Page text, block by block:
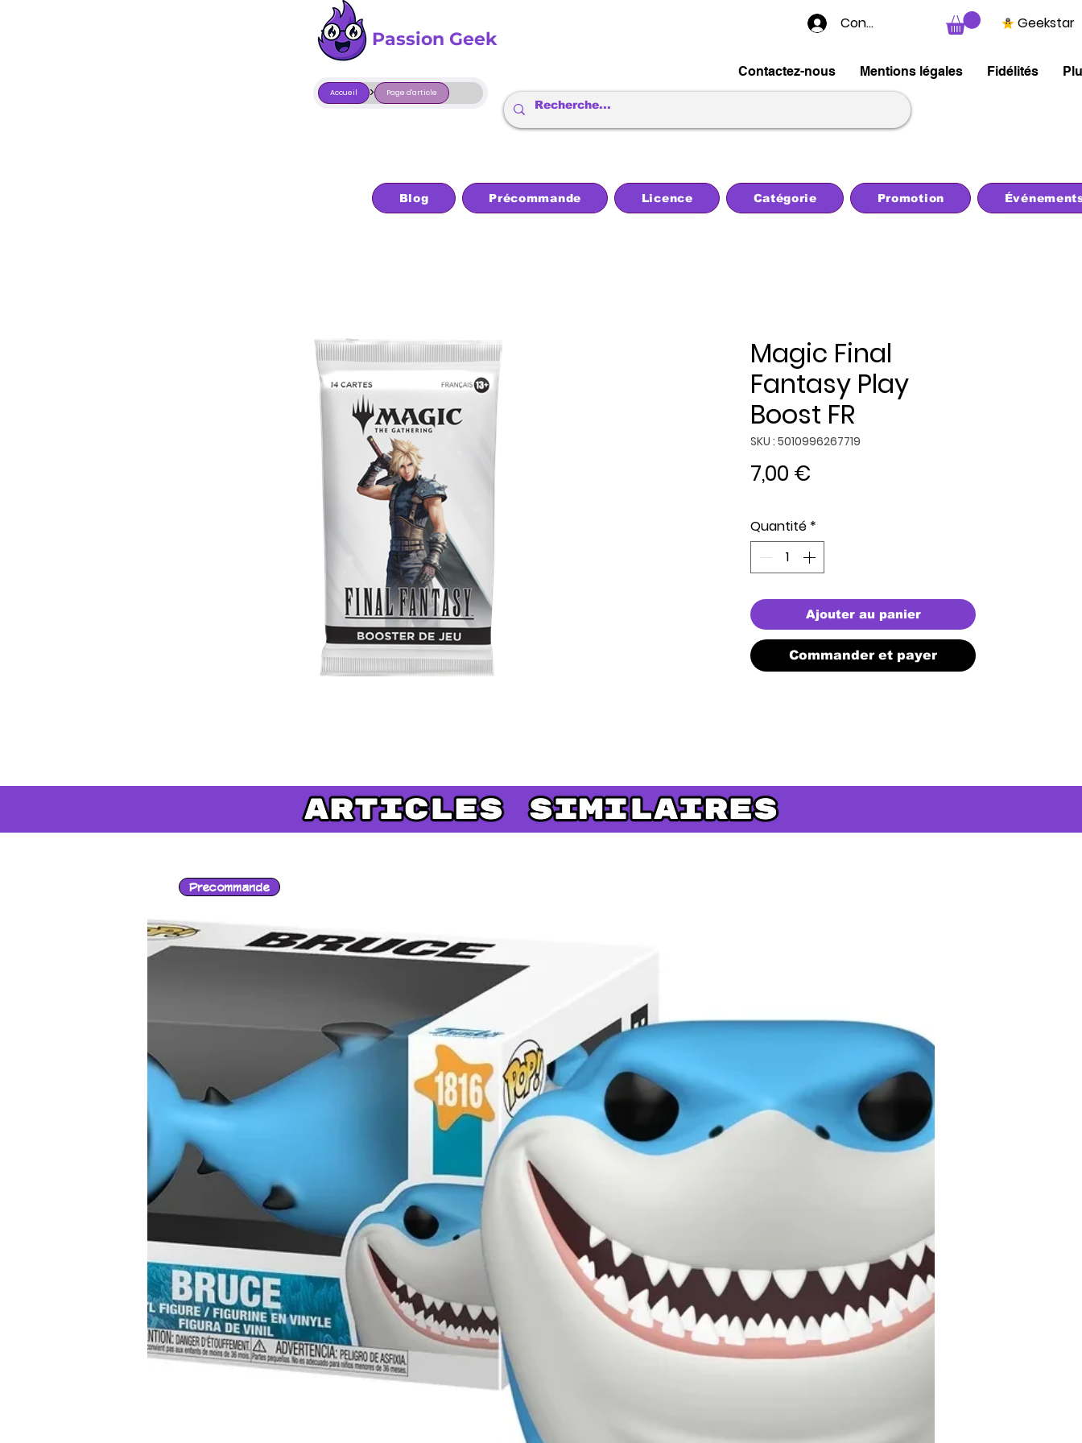
Passion Geek
Accueil > Page d'article
Connexion Geekstar
Contactez-nous Mentions légales Fidélités
Blog Précommande Licence Catégorie Promotion
Magic Final
Fantasy Play
Boost FR
SKU : 5010996267719
7,00 €
Quantité *
Ajouter au panier
Commander et payer
Precommande